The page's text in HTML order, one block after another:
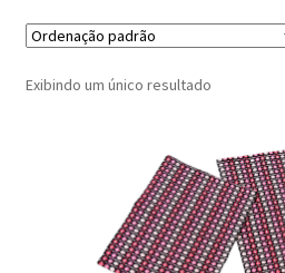
Exibindo um único resultado